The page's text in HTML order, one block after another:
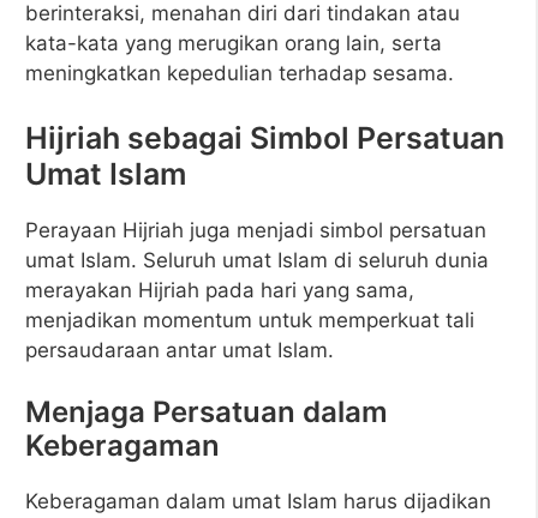
berinteraksi, menahan diri dari tindakan atau
kata-kata yang merugikan orang lain, serta
meningkatkan kepedulian terhadap sesama.
Hijriah sebagai Simbol Persatuan
Umat Islam
Perayaan Hijriah juga menjadi simbol persatuan
umat Islam. Seluruh umat Islam di seluruh dunia
merayakan Hijriah pada hari yang sama,
menjadikan momentum untuk memperkuat tali
persaudaraan antar umat Islam.
Menjaga Persatuan dalam
Keberagaman
Keberagaman dalam umat Islam harus dijadikan